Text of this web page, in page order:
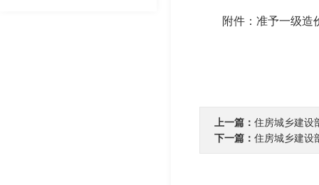
附件：准予一级造价
上一篇： 住房城乡建设
下一篇： 住房城乡建设